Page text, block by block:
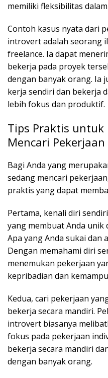
memiliki fleksibilitas
Contoh kasus nyata dari
introvert adalah seorang
freelance. Ia dapat
bekerja pada proyek
dengan banyak orang. Ia
kerja sendiri dan bekerja
lebih fokus dan produktif.
Tips Praktis
Mencari Pekerjaan
Bagi Anda yang
sedang mencari
praktis yang dapat
Pertama, kenali diri
yang membuat Anda unik
Apa yang Anda sukai dan
Dengan memahami diri
menemukan pekerjaan
kepribadian dan
Kedua, cari pekerjaan
bekerja secara mandiri.
introvert biasanya
fokus pada pekerjaan
bekerja secara mandiri
dengan banyak orang.